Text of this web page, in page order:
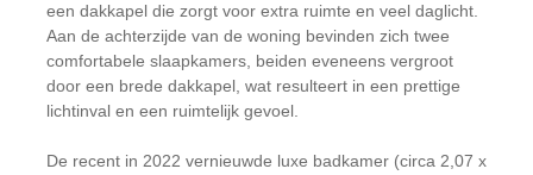
een dakkapel die zorgt voor extra ruimte en veel daglicht.
Aan de achterzijde van de woning bevinden zich twee
comfortabele slaapkamers, beiden eveneens vergroot
door een brede dakkapel, wat resulteert in een prettige
lichtinval en een ruimtelijk gevoel.
De recent in 2022 vernieuwde luxe badkamer (circa 2,07 x